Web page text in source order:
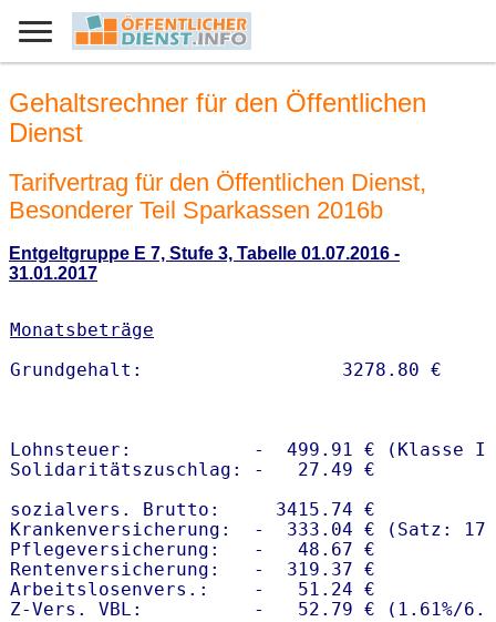
Gehaltsrechner für den Öffentlichen
Dienst
Tarifvertrag für den Öffentlichen Dienst,
Besonderer Teil Sparkassen 2016b
Entgeltgruppe E 7, Stufe 3, Tabelle 01.07.2016 -
31.01.2017
Monatsbeträge
Lohnsteuer:           -  499.91 € (Klasse I)
Solidaritätszuschlag: -   27.49 €
sozialvers. Brutto:     3415.74 €
Krankenversicherung:  -  333.04 € (Satz:
Pflegeversicherung:   -   48.67 €
Rentenversicherung:   -  319.37 €
Arbeitslosenvers.:    -   51.24 €
Z-Vers. VBL:          -   52.79 € ( 1.61%/